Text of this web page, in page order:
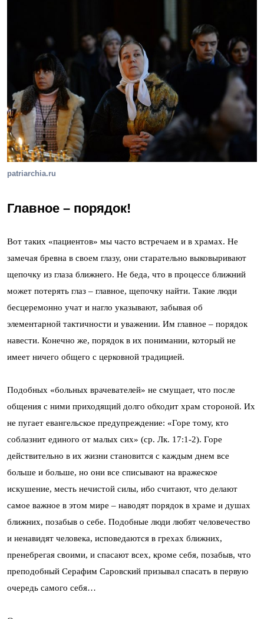
patriarchia.ru
Главное – порядок!
Вот таких «пациентов» мы часто встречаем и в храмах. Не
замечая бревна в своем глазу, они старательно выковыривают
щепочку из глаза ближнего. Не беда, что в процессе ближний
может потерять глаз – главное, щепочку найти. Такие люди
бесцеремонно учат и нагло указывают, забывая об
элементарной тактичности и уважении. Им главное – порядок
навести. Конечно же, порядок в их понимании, который не
имеет ничего общего с церковной традицией.
Подобных «больных врачевателей» не смущает, что после
общения с ними приходящий долго обходит храм стороной. Их
не пугает евангельское предупреждение: «Горе тому, кто
соблазнит единого от малых сих» (ср. Лк. 17:1-2). Горе
действительно в их жизни становится с каждым днем все
больше и больше, но они все списывают на вражеское
искушение, месть нечистой силы, ибо считают, что делают
самое важное в этом мире – наводят порядок в храме и душах
ближних, позабыв о себе. Подобные люди любят человечество
и ненавидят человека, исповедаются в грехах ближних,
пренебрегая своими, и спасают всех, кроме себя, позабыв, что
преподобный Серафим Саровский призывал спасать в первую
очередь самого себя…